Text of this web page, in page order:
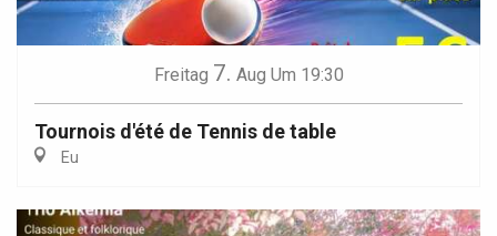
Freitag 7. Aug Um 19:30
Tournois d'été de Tennis de table
Eu